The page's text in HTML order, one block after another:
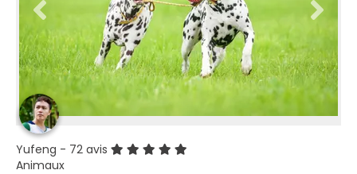
Yufeng - 72 avis
Animaux